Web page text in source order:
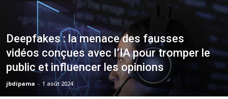
Deepfakes : la menace des fausses
vidéos conçues avec l’IA pour tromper le
public et influencer les opinions
jbdipama - 1 août 2024